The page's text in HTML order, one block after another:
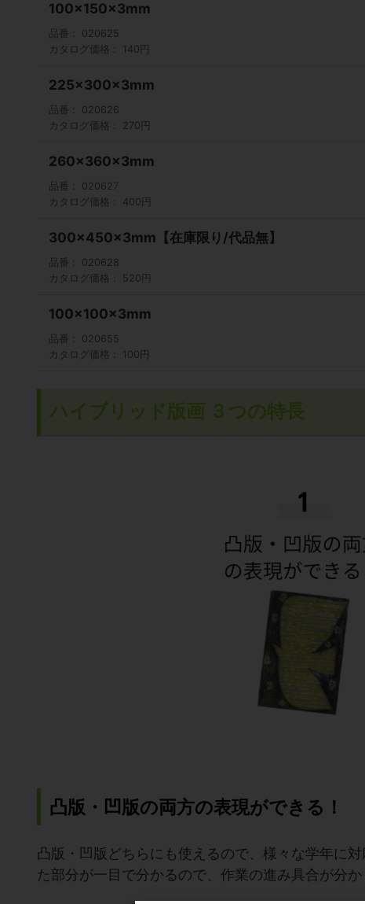
100×150×3mm
品番
020625
カタログ価格
140円
225×300×3mm
品番
020626
カタログ価格
270円
260×360×3mm
品番
020627
カタログ価格
400円
300×450×3mm【在庫限り/代品無】
品番
020628
カタログ価格
520円
100×100×3mm
品番
020655
カタログ価格
100円
ハイブリッド版画 ３つの特長
凸版・凹版の両方の表現ができる！
凸版・凹版どちらにも使えるので、様々な学年に
た部分が一目で分かるので、作業の進み具合が分か